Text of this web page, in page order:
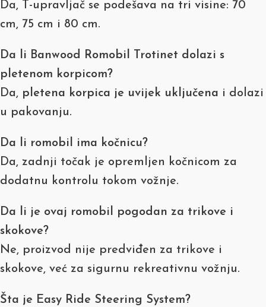
Da, T-upravljač se podešava na tri visine: 70
cm, 75 cm i 80 cm.
Da li Banwood Romobil Trotinet dolazi s
pletenom korpicom?
Da, pletena korpica je uvijek uključena i dolazi
u pakovanju.
Da li romobil ima kočnicu?
Da, zadnji točak je opremljen kočnicom za
dodatnu kontrolu tokom vožnje.
Da li je ovaj romobil pogodan za trikove i
skokove?
Ne, proizvod nije predviđen za trikove i
skokove, već za sigurnu rekreativnu vožnju.
Šta je Easy Ride Steering System?